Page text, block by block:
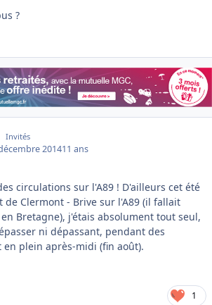
?
Invités
201411 ans
circulations sur l'A89 ! D'ailleurs cet été
Clermont - Brive sur l'A89 (il fallait
Bretagne), j'étais absolument tout seul,
ni dépassant, pendant des
en plein après-midi (fin août).
1